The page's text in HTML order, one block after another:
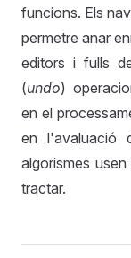
funcions. Els
permetre anar
editors i fulls
(undo)
en el
en l'avaluació
algorismes
tractar.